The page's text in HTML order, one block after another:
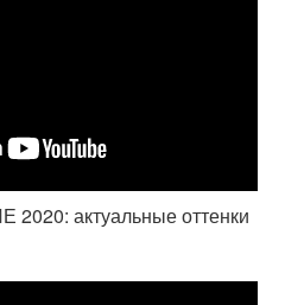
актуальные оттенки